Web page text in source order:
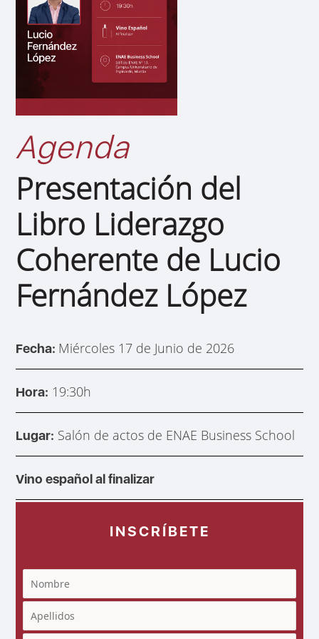
Agenda
Presentación del
Libro Liderazgo
Coherente de Lucio
Fernández López
Fecha: Miércoles 17 de Junio de 2026
Hora: 19:30h
Lugar: Salón de actos de ENAE Business School
Vino español al finalizar
INSCRÍBETE